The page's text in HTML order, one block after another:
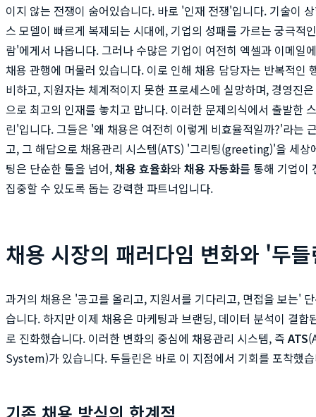
이지 않는 전쟁이 숨어있습니다. 바로 '인재 전쟁'입니다. 기술이
스 모델이 빠르게 복제되는 시대에, 기업의 성패를 가르는 궁극적
람'에게서 나옵니다. 그러나 수많은 기업이 여전히 엑셀과 이메일
채용 관행에 머물러 있습니다. 이로 인해 채용 담당자는 반복적인
비하고, 지원자는 체계적이지 못한 프로세스에 실망하며, 경영진
으로 최고의 인재를 놓치고 맙니다. 이러한 문제의식에서 출발한
린'입니다. 그들은 '왜 채용은 여전히 이렇게 비효율적일까?'라는
고, 그 해답으로 채용관리 시스템(ATS) '그리팅(greeting)'을 세상
팅은 단순한 툴을 넘어,채용 효율화와 채용 자동화를 통해 기업이
집중할 수 있도록 돕는 강력한 파트너입니다.
채용 시장의 패러다임 변화와 '두
과거의 채용은 '공고를 올리고, 지원서를 기다리고, 면접을 보는'
습니다. 하지만 이제 채용은 마케팅과 브랜딩, 데이터 분석이 결합
로 진화했습니다. 이러한 변화의 중심에 채용관리 시스템, 즉ATS
System)가 있습니다. 두들린은 바로 이 지점에서 기회를 포착했